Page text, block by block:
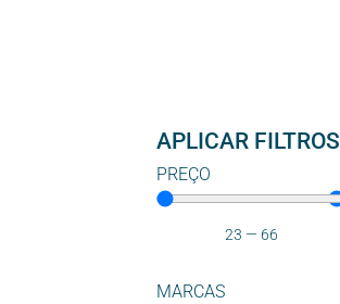
APLICAR FILTROS
PREÇO
23 — 66
MARCAS